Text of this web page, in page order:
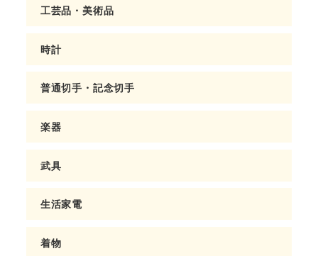
工芸品・美術品
時計
普通切手・記念切手
楽器
武具
生活家電
着物